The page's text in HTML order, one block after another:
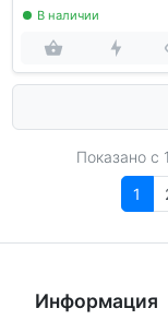
В наличии
Показано с
1
Информация